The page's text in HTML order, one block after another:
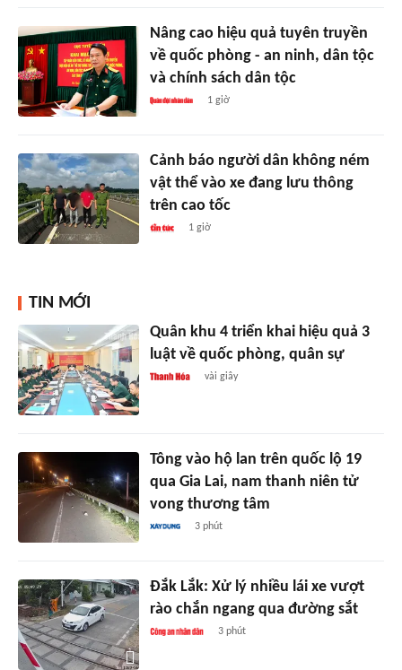
Nâng cao hiệu quả tuyên truyền
về quốc phòng - an ninh, dân tộc
và chính sách dân tộc
1 giờ
Cảnh báo người dân không ném
vật thể vào xe đang lưu thông
trên cao tốc
1 giờ
TIN MỚI
Quân khu 4 triển khai hiệu quả 3
luật về quốc phòng, quân sự
vài giây
Tông vào hộ lan trên quốc lộ 19
qua Gia Lai, nam thanh niên tử
vong thương tâm
3 phút
Đắk Lắk: Xử lý nhiều lái xe vượt
rào chắn ngang qua đường sắt
3 phút